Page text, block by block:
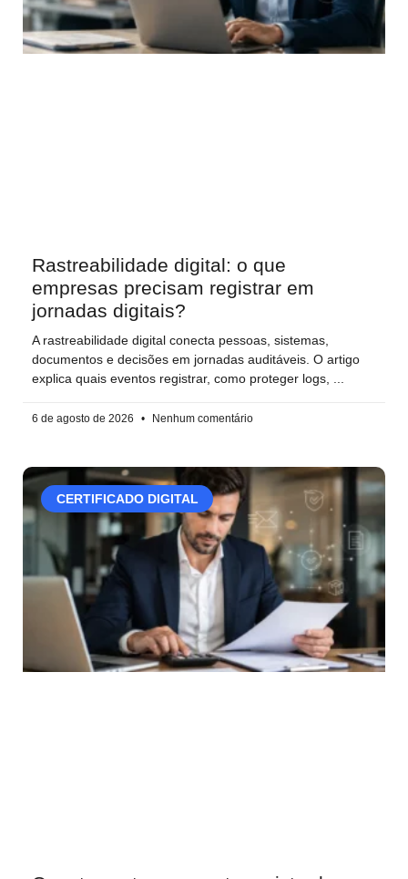
Rastreabilidade digital: o que
empresas precisam registrar em
jornadas digitais?
A rastreabilidade digital conecta pessoas, sistemas,
documentos e decisões em jornadas auditáveis. O artigo
explica quais eventos registrar, como proteger logs,
6 de agosto de 2026 Nenhum comentário
CERTIFICADO DIGITAL